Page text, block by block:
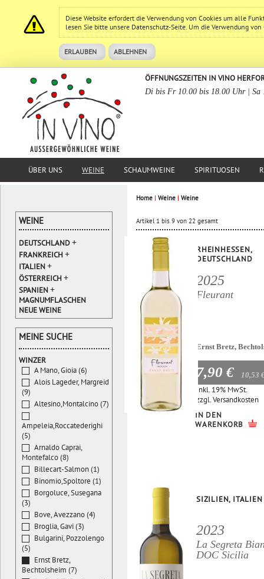
Diese Website erfordert die Verwendung von Cookies um alle
lesen Sie bitte unsere Datenschutz-Seite. Um die Verwendung
ERLAUBEN ABLEHNEN
ÖFFNUNGSZEITEN IN VINO
Di bis Fr 10.00 bis 18.00 Uhr | Sa
ÜBER UNS WEINE SCHAUMWEINE SPIRITUOSEN
Home | Weine | Weine
Artikel 1 bis 9 von 22 gesamt
RHEINHESSEN,
DEUTSCHLAND
2025
Fleurant
Ernst Bretz,
7,90 € 10,53
Inkl. 19% MwSt.
zzgl.Versandkosten
IN DEN
WARENKORB
SIZILIEN, ITALIEN
2023
La Segreta
DOC Sicilia
WEINE
DEUTSCHLAND+
FRANKREICH+
ITALIEN+
ÖSTERREICH+
SPANIEN+
MAGNUMFLASCHEN
NEUE WEINE
MEINE SUCHE
WINZER
A Mano, Gioia (6)
Alois Lageder, Margreid
(9)
Altesino,Montalcino (7)
Ampeleia,Roccatederighi
(5)
Arnaldo Caprai,
Montefalco (8)
Billecart-Salmon (1)
Binomio,Spoltore (1)
Borgoluce, Susegana
(3)
Bove, Avezzano (4)
Broglia, Gavi (3)
Bulgarini, Pozzolengo
(5)
Ernst Bretz,
Bechtolsheim (7)